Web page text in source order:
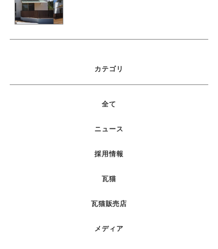
カテゴリ
全て
ニュース
採用情報
瓦猫
瓦猫販売店
メディア